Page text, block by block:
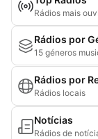
Rádios mais
Rádios por
15 géneros
Rádios por
Rádios locais
Notícias
Rádios de